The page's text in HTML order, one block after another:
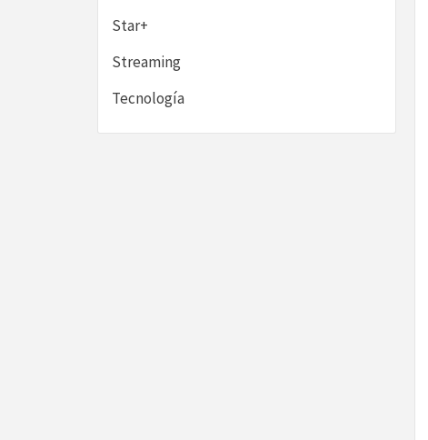
Star+
Streaming
Tecnología